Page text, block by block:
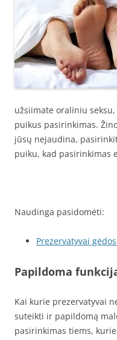
užsiimate oraliniu
puikus pasirinkimas.
jūsų nejaudina,
puiku, kad pasirinkimas
Naudinga pasidomėti:
Prezervatyvai
Papildoma
Kai kurie prezervatyvai
suteikti ir papildomą
pasirinkimas tiems,